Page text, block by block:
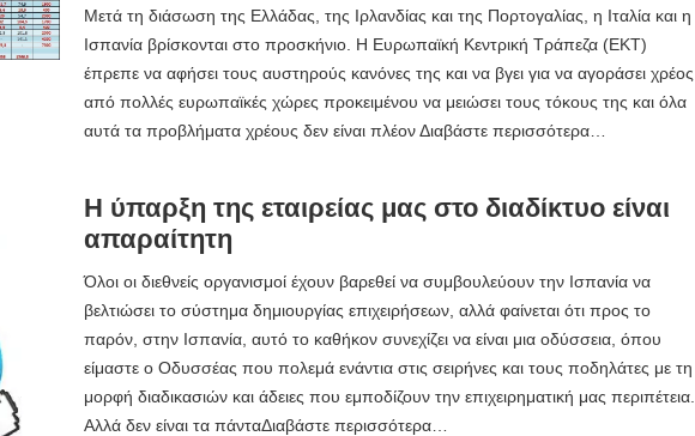
Μετά τη διάσωση της Ελλάδας, της Ιρλανδίας και της Πορτογαλίας, η Ιταλία και η
Ισπανία βρίσκονται στο προσκήνιο. Η Ευρωπαϊκή Κεντρική Τράπεζα (ΕΚΤ)
έπρεπε να αφήσει τους αυστηρούς κανόνες της και να βγει για να αγοράσει χρέος
από πολλές ευρωπαϊκές χώρες προκειμένου να μειώσει τους τόκους της και όλα
αυτά τα προβλήματα χρέους δεν είναι πλέον Διαβάστε περισσότερα…
Η ύπαρξη της εταιρείας μας στο διαδίκτυο είναι
απαραίτητη
Όλοι οι διεθνείς οργανισμοί έχουν βαρεθεί να συμβουλεύουν την Ισπανία να
βελτιώσει το σύστημα δημιουργίας επιχειρήσεων, αλλά φαίνεται ότι προς το
παρόν, στην Ισπανία, αυτό το καθήκον συνεχίζει να είναι μια οδύσσεια, όπου
είμαστε ο Οδυσσέας που πολεμά ενάντια στις σειρήνες και τους ποδηλάτες με τη
μορφή διαδικασιών και άδειες που εμποδίζουν την επιχειρηματική μας περιπέτεια.
Αλλά δεν είναι τα πάνταΔιαβάστε περισσότερα…